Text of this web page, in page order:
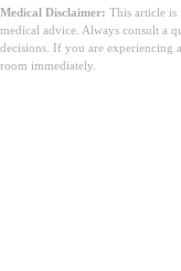
Medical Disclaimer: This article is
medical advice. Always consult a
decisions. If you are experiencing
room immediately.